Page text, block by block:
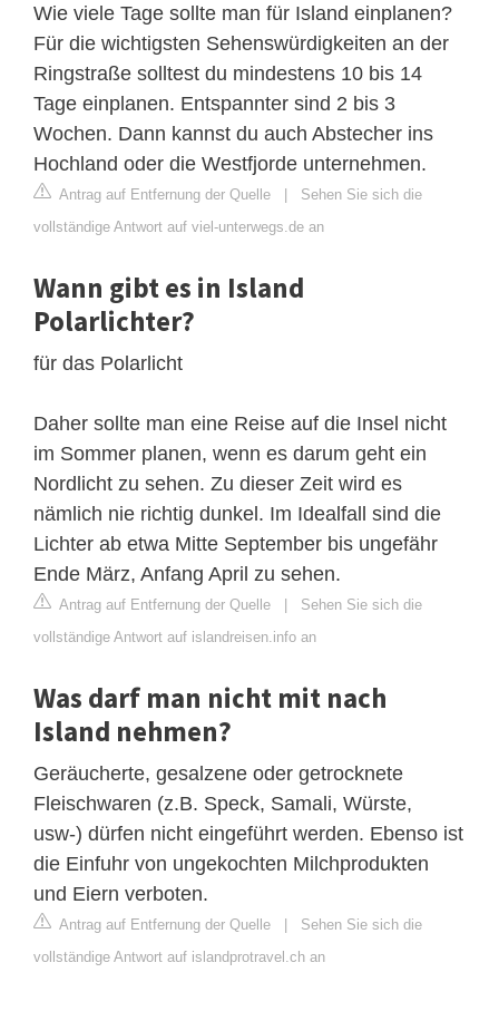
Wie viele Tage sollte man für Island einplanen?
Für die wichtigsten Sehenswürdigkeiten an der
Ringstraße solltest du mindestens 10 bis 14
Tage einplanen. Entspannter sind 2 bis 3
Wochen. Dann kannst du auch Abstecher ins
Hochland oder die Westfjorde unternehmen.
Antrag auf Entfernung der Quelle | Sehen Sie sich die
vollständige Antwort auf viel-unterwegs.de an
Wann gibt es in Island
Polarlichter?
für das Polarlicht
Daher sollte man eine Reise auf die Insel nicht
im Sommer planen, wenn es darum geht ein
Nordlicht zu sehen. Zu dieser Zeit wird es
nämlich nie richtig dunkel. Im Idealfall sind die
Lichter ab etwa Mitte September bis ungefähr
Ende März, Anfang April zu sehen.
Antrag auf Entfernung der Quelle | Sehen Sie sich die
vollständige Antwort auf islandreisen.info an
Was darf man nicht mit nach
Island nehmen?
Geräucherte, gesalzene oder getrocknete
Fleischwaren (z.B. Speck, Samali, Würste,
usw-) dürfen nicht eingeführt werden. Ebenso ist
die Einfuhr von ungekochten Milchprodukten
und Eiern verboten.
Antrag auf Entfernung der Quelle | Sehen Sie sich die
vollständige Antwort auf islandprotravel.ch an